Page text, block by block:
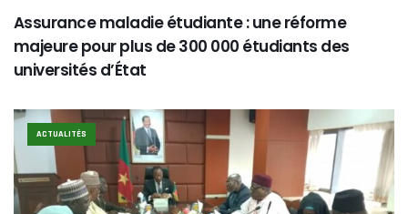
Assurance maladie étudiante : une réforme
majeure pour plus de 300 000 étudiants des
universités d’État
ACTUALITÉS